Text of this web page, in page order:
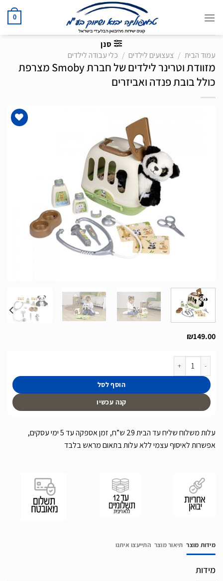
0
סנן
עמוד הבית
/ צעצועים לילדים / כלי עבודה לילדים
מזוודת וטרינר לילדים של חברת Smoby מצרפת
כולל בובת פנדה ואביזרים
₪149.00
כמות של מזוודת וטרינר לילדים של חברת Smoby מצרפת כולל בובת פנדה ואביזרים
הוסף לסל
קנה עכשיו
עלות משלוח שליח עד הבית 29 ש”ח, זמן אספקה עד 5 ימי עסקים,
אפשרות לאיסוף עצמי ללא עלות בתאום מראש בלבד
מידות מוצר תיאור מוצר התייעצו איתנו
מידות